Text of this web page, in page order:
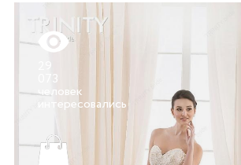
073
человек